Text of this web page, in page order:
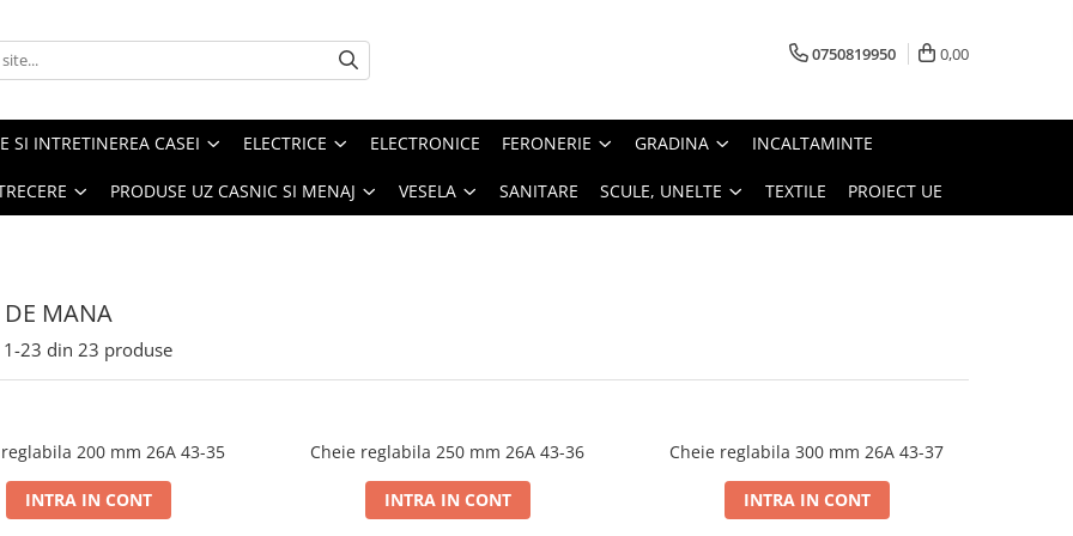
0750819950 0,00
SI INTRETINEREA CASEI ELECTRICE ELECTRONICE FERONERIE GRADINA INCALTAMINTE
PRODUSE UZ CASNIC SI MENAJ VESELA SANITARE SCULE, UNELTE TEXTILE PROIECT UE
DE MANA
1-23 din 23 produse
200 mm 26A 43-35
INTRA IN CONT
Cheie reglabila 250 mm 26A 43-36
INTRA IN CONT
Cheie reglabila 300 mm 26A 43-37
INTRA IN CONT